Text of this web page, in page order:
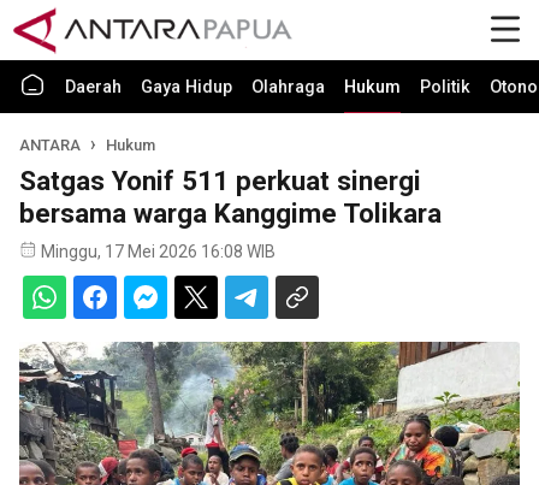
Daerah Gaya Hidup Olahraga Hukum Politik
ANTARA Hukum
Satgas Yonif 511 perkuat sinergi
bersama warga Kanggime Tolikara
Minggu, 17 Mei 2026 16:08 WIB